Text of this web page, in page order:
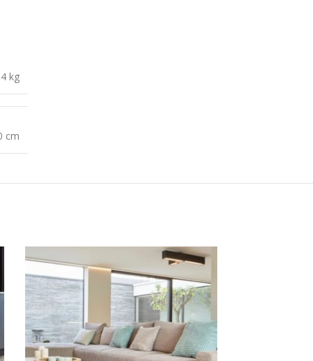
kg
cm